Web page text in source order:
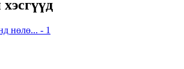
нөлө... - 1